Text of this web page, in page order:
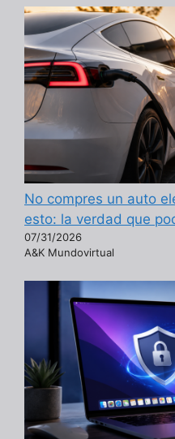
No compres un auto
esto: la verdad que
07/31/2026
A&K Mundovirtual